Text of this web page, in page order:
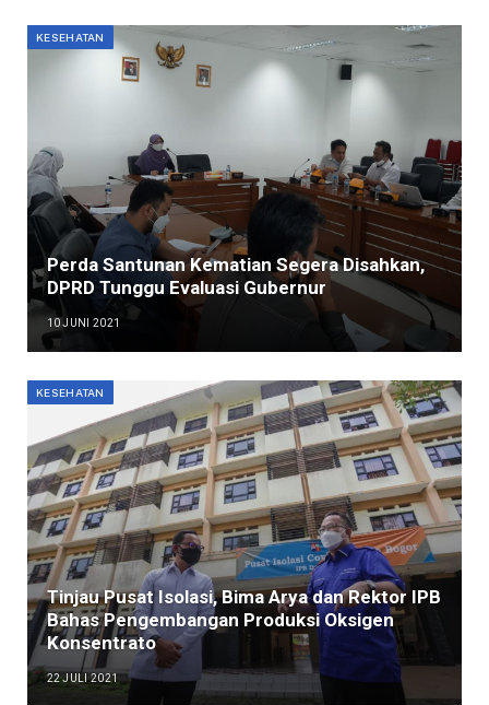
KESEHATAN
Perda Santunan Kematian Segera Disahkan,
DPRD Tunggu Evaluasi Gubernur
10 JUNI 2021
KESEHATAN
Tinjau Pusat Isolasi, Bima Arya dan Rektor IPB
Bahas Pengembangan Produksi Oksigen
Konsentrato
22 JULI 2021